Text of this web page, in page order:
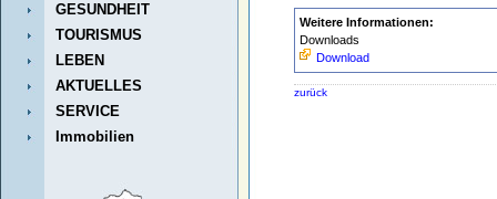
GESUNDHEIT
TOURISMUS
LEBEN
AKTUELLES
SERVICE
Immobilien
Weitere Informationen:
Downloads
Download
zurück